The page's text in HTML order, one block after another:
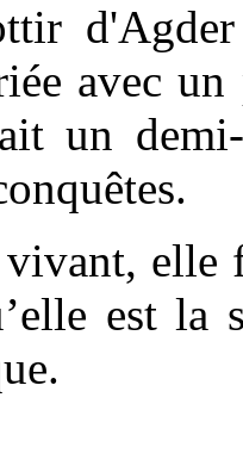
avec
un
elle
est la